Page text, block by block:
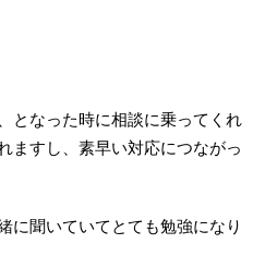
となった時に相談に乗ってくれ
ますし、素早い対応につながっ
に聞いていてとても勉強になり